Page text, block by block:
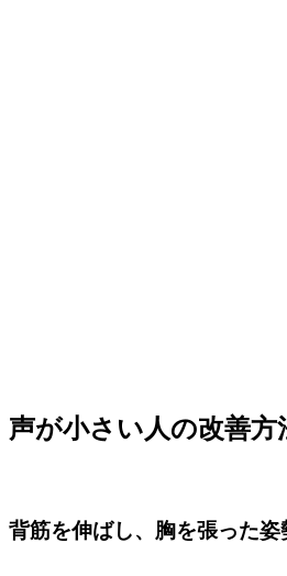
声が小さい人の改善方
背筋を伸ばし、胸を張った